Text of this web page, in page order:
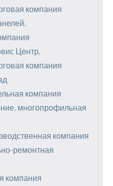
компания
Центр,
компания
компания
многопрофильная
компания
ремонтная
компания